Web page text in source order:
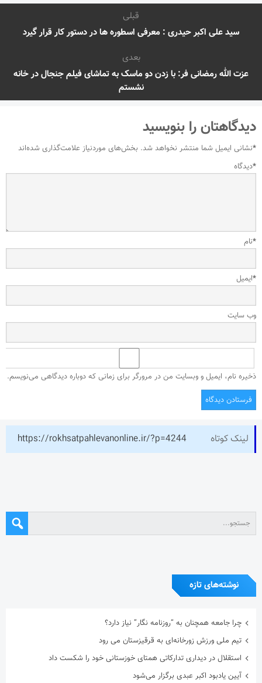
قبلی
سید علی اکبر حیدری : معرفی اسطوره ها در دستور کار قرار گیرد
بعدی
عزت الله رمضانی فر: با زدن دو ماسک به تماشای فیلم جنجال در خانه
نشستم
دیدگاهتان را بنویسید
نشانی ایمیل شما منتشر نخواهد شد. بخش‌های موردنیاز علامت‌گذاری شده‌اند
*
دیدگاه*
نام*
ایمیل*
وب‌ سایت
ذخیره نام، ایمیل و وبسایت من در مرورگر برای زمانی که دوباره دیدگاهی می‌نویسم.
لینک کوتاه https://rokhsatpahlevanonline.ir/?p=4244
نوشته‌های تازه
چرا جامعه همچنان به “روزنامه نگار” نیاز دارد؟
تیم ملی ورزش زورخانه‌ای به قرقیزستان می رود
استقلال در دیداری تدارکاتی همتای خوزستانی خود را شکست داد
آیین یادبود اکبر عبدی برگزار می‌شود